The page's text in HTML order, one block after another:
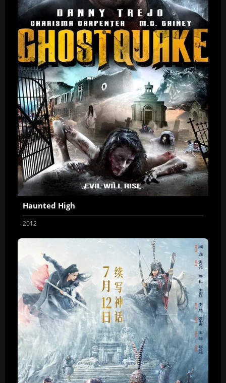
Haunted High
2012